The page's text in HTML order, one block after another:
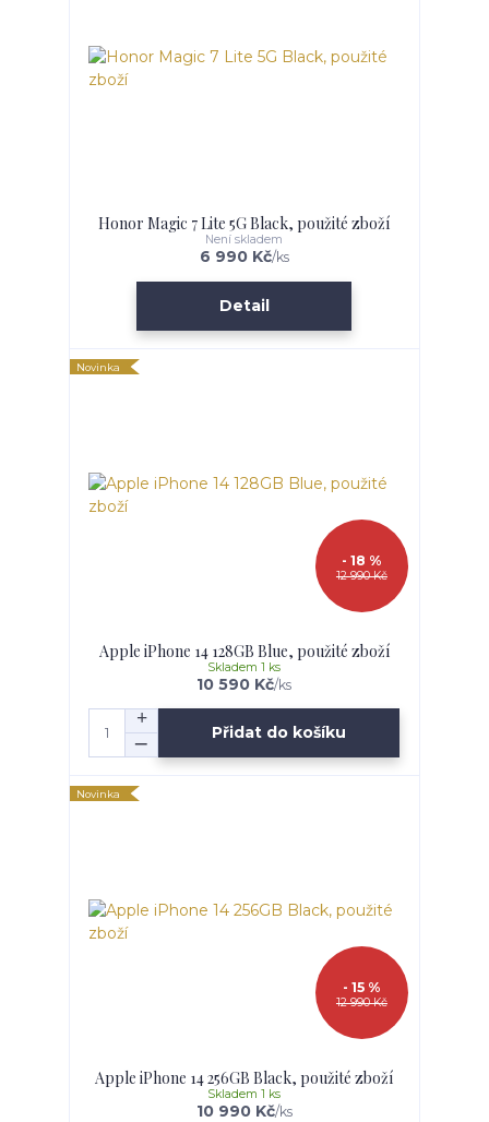
Honor Magic 7 Lite 5G Black, použité zboží
6 990 Kč/ks
Není skladem
Detail
Novinka
12 990 Kč
- 18 %
Apple iPhone 14 128GB Blue, použité zboží
10 590 Kč/ks
Skladem 1 ks
Přidat do košíku
Novinka
12 990 Kč
- 15 %
Apple iPhone 14 256GB Black, použité zboží
10 990 Kč/ks
Skladem 1 ks